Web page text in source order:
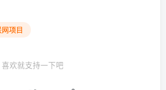
项目
喜欢就支持一下吧